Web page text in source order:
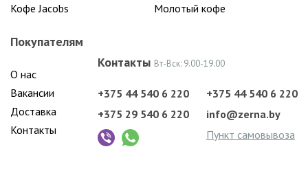
Кофе Jacobs
Молотый кофе
Покупателям
О нас
Вакансии
Доставка
Контакты
Контакты Вт-Вск: 9.00-19.00
+375 44 540 6 220
+375 29 540 6 220
+375 44 540 6 220
info@zerna.by
Пункт самовывоза